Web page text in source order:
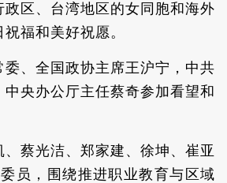
区、台湾地区的女同胞和海外
福和美好祝愿。
委、全国政协主席王沪宁，中共
央办公厅主任蔡奇参加看望和
蔡光洁、郑家建、徐坤、崔亚
员，围绕推进职业教育与区域